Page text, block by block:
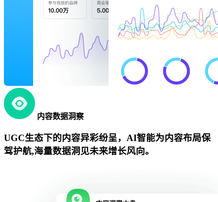
内容数据洞察
UGC生态下的内容异彩纷呈，AI智能为内容布局保
驾护航,海量数据洞见未来增长风向。